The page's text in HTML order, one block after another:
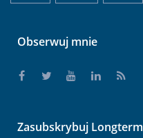
Obserwuj mnie
Zasubskrybuj Longterm